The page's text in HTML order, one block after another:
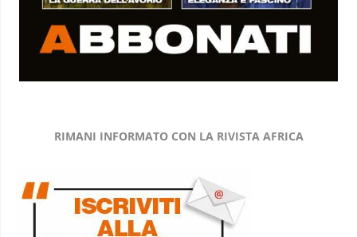
RIMANI INFORMATO CON LA RIVISTA AFRICA